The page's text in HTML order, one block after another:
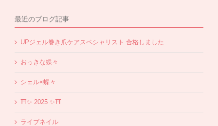
最近のブログ記事
UPジェル巻き爪ケアスペシャリスト 合格しました
おっきな蝶々
シェル×蝶々
⛩✨️ 2025 ✨️⛩
ライブネイル